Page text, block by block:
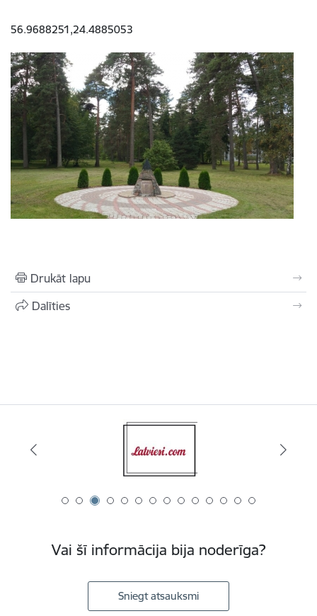
56.9688251,24.4885053
Drukāt lapu
Dalīties
Vai šī informācija bija noderīga?
Sniegt atsauksmi